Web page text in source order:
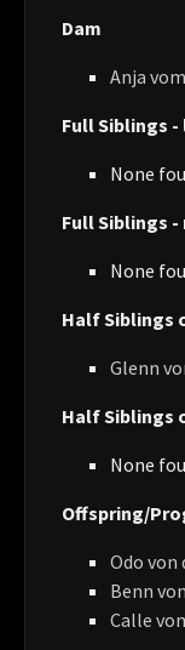
Dam
Anja
Full Siblings
None
Full Siblings
None
Half Siblings
Glenn
Half Siblings
None
Offspring/
Odo von
Benn
Calle